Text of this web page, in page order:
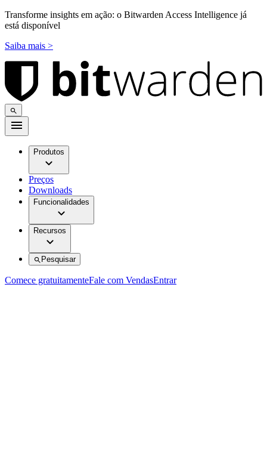
Transforme insights em ação: o Bitwarden Access Intelligence já
está disponível
Saiba mais >
Produtos
Preços
Downloads
Funcionalidades
Recursos
Pesquisar
Comece gratuitamenteFale com VendasEntrar